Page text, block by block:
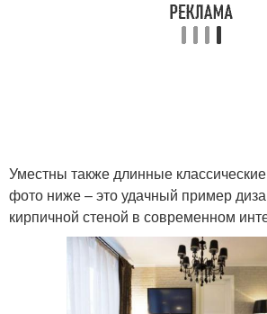
Уместны также длинные
фото ниже – это удачный пример
кирпичной стеной в современном